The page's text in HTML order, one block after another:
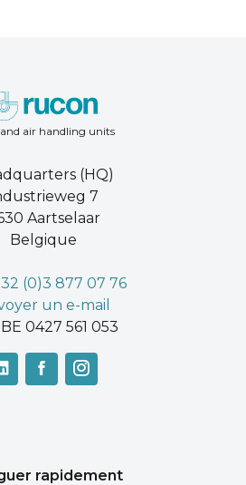
and air handling units
(HQ)
7
Aartselaar
Belgique
(0)3 877 07 76
un e-mail
0427 561 053
rapidement